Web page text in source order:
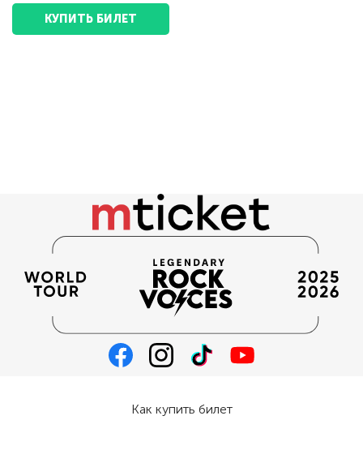
КУПИТЬ БИЛЕТ
Как купить билет